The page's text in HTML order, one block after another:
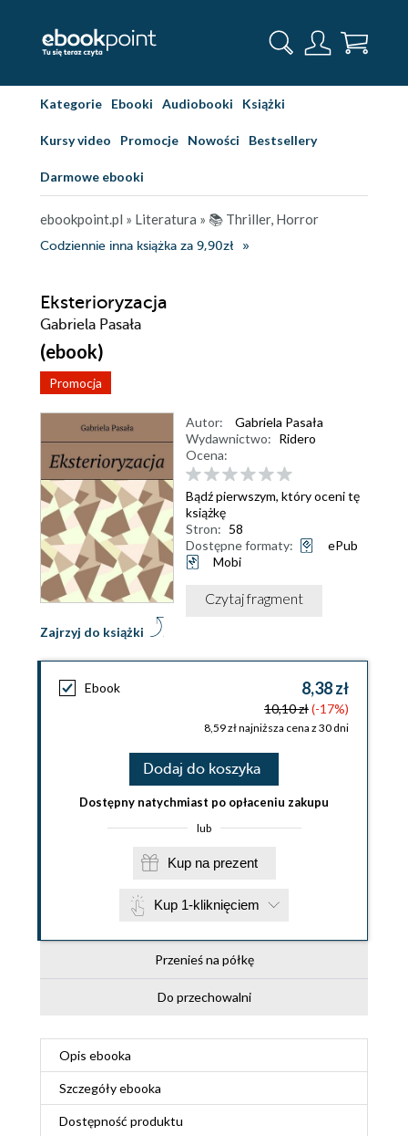
Kategorie Ebooki Audiobooki Książki
Kursy video Promocje Nowości Bestsellery
Darmowe ebooki
ebookpoint.pl » Literatura » 📚 Thriller, Horror
Codziennie inna książka za 9,90zł
Eksterioryzacja
Gabriela Pasała
(ebook)
Promocja
Zajrzyj do książki
Autor:
Gabriela Pasała
Wydawnictwo: Ridero
Ocena:
Bądź pierwszym, który oceni tę
książkę
Stron: 58
Dostępne formaty:
ePub
Mobi
Czytaj fragment
Ebook 8,38 zł
10,10 zł(-17%)
8,59 zł najniższa cena z 30 dni
Dodaj do koszyka
Dostępny natychmiast po opłaceniu zakupu
lub
Kup na prezent
Kup 1-kliknięciem
Przenieś na półkę
Do przechowalni
Opis ebooka
Szczegółyebooka
Dostępność produktu